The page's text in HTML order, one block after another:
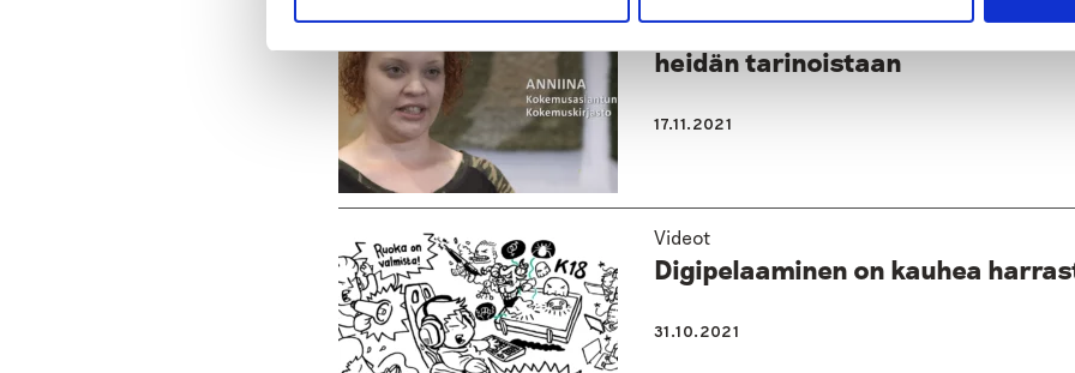
Kokemuskirjastossa lainataan
heidän tarinoistaan
17.11.2021
Videot
Digipelaaminen on kauhea
31.10.2021